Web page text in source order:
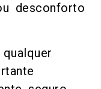
desconforto